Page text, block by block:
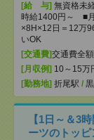
[給 与] 無資格未
時給1400円～ ■
×8H×12日＝12万
いOK
[交通費]交通費全
[月収例] 10～15万
[勤務地] 折尾駅 /
【1日～＆3
ーツのトッ